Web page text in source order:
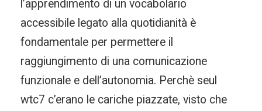
l’apprendimento di un vocabolario
accessibile legato alla quotidianità è
fondamentale per permettere il
raggiungimento di una comunicazione
funzionale e dell’autonomia. Perchè seul
wtc7 c’erano le cariche piazzate, visto che